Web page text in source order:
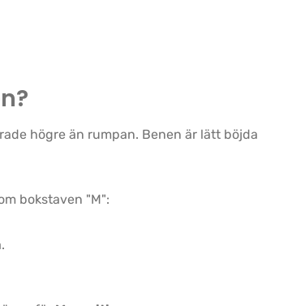
högre än rumpan. Benen är lätt böjda
bokstaven "M":